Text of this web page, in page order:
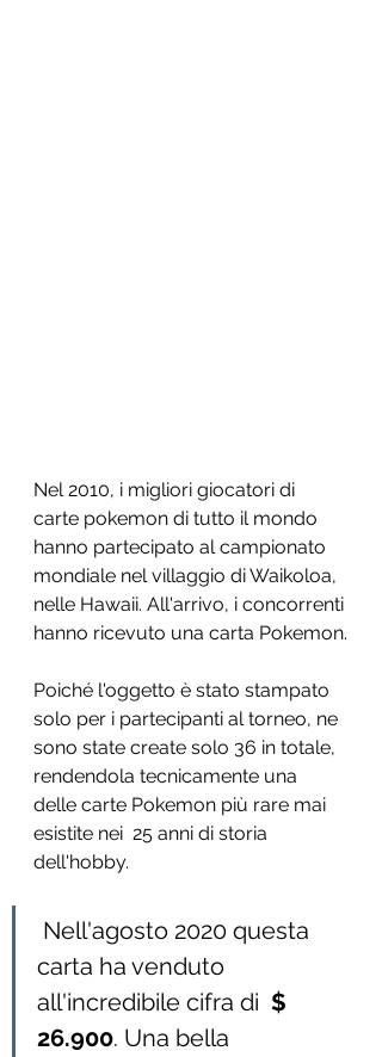
Nel 2010, i migliori giocatori di
carte pokemon di tutto il mondo
hanno partecipato al campionato
mondiale nel villaggio di Waikoloa,
nelle Hawaii. All'arrivo, i concorrenti
hanno ricevuto una carta Pokemon.
Poiché l'oggetto è stato stampato
solo per i partecipanti al torneo, ne
sono state create solo 36 in totale,
rendendola tecnicamente una
delle carte Pokemon più rare mai
esistite nei  25 anni di storia
dell'hobby.
carta ha venduto
all'incredibile cifra di $
26.900. Una bella